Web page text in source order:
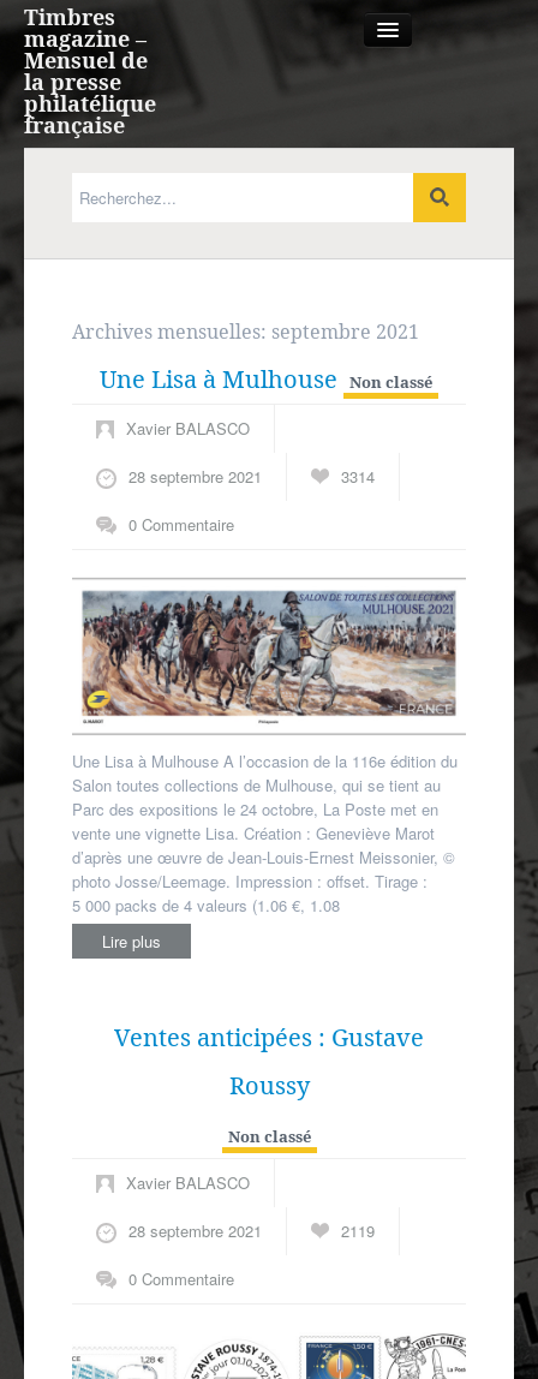
Timbres
magazine –
Mensuel de
la presse
philatélique
française
Expression française
Outre-mer
Agenda
Autres spécialités
Mon compte
Archives mensuelles: septembre 2021
Une Lisa à Mulhouse Non classé
Xavier BALASCO
28 septembre 2021 3314
0 Commentaire
Une Lisa à Mulhouse A l’occasion de la 116e édition du
Salon toutes collections de Mulhouse, qui se tient au
Parc des expositions le 24 octobre, La Poste met en
vente une vignette Lisa. Création : Geneviève Marot
d’après une œuvre de Jean-Louis-Ernest Meissonier, ©
photo Josse/Leemage. Impression : offset. Tirage :
5 000 packs de 4 valeurs (1.06 €, 1.08
Lire plus
Ventes anticipées : Gustave
Roussy
Non classé
Xavier BALASCO
28 septembre 2021 2119
0 Commentaire